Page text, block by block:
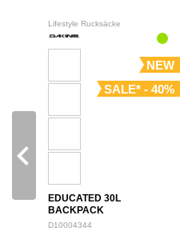
Lifestyle Rucksäcke
NEW
SALE* - 40%
EDUCATED 30L
BACKPACK
D10004344
navigate_before